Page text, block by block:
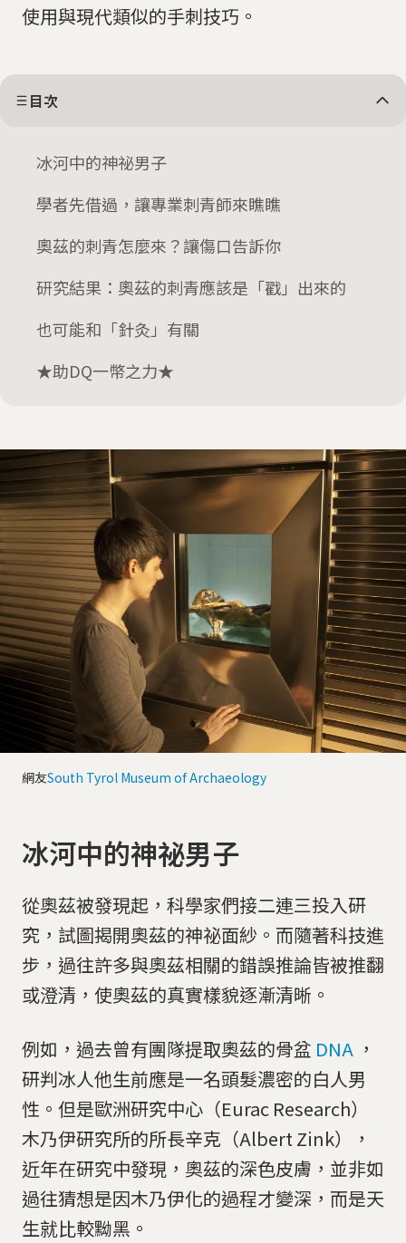
使用與現代類似的手刺技巧。
目次
冰河中的神祕男子
學者先借過，讓專業刺青師來瞧瞧
奧茲的刺青怎麼來？讓傷口告訴你
研究結果：奧茲的刺青應該是「戳」出來的
也可能和「針灸」有關
★助DQ一幣之力★
網友South Tyrol Museum of Archaeology
冰河中的神祕男子
從奧茲被發現起，科學家們接二連三投入研
究，試圖揭開奧茲的神祕面紗。而隨著科技進
步，過往許多與奧茲相關的錯誤推論皆被推翻
或澄清，使奧茲的真實樣貌逐漸清晰。
例如，過去曾有團隊提取奧茲的骨盆 DNA ，
研判冰人他生前應是一名頭髮濃密的白人男
性。但是歐洲研究中心（Eurac Research）
木乃伊研究所的所長辛克（Albert Zink），
近年在研究中發現，奧茲的深色皮膚，並非如
過往猜想是因木乃伊化的過程才變深，而是天
生就比較黝黑。